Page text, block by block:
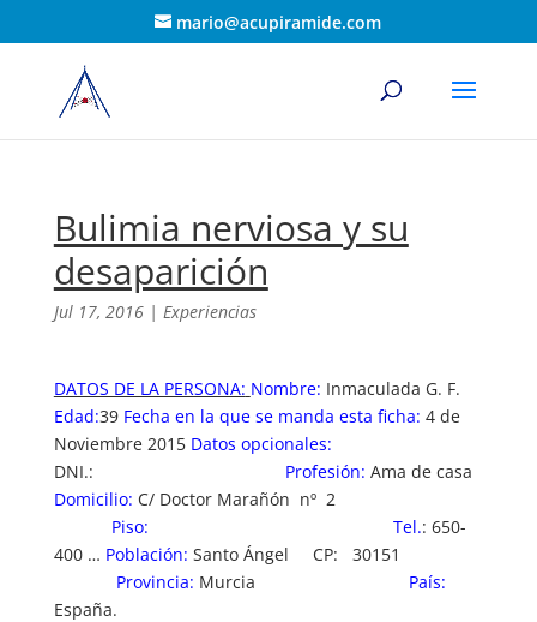
mario@acupiramide.com
Bulimia nerviosa y su
desaparición
Jul 17, 2016| Experiencias
DATOS DE LA PERSONA: Nombre: Inmaculada G. F.
Edad:39 Fecha en la que se manda esta ficha: 4 de
Noviembre 2015 Datos opcionales:
DNI.:
Profesión: Ama de casa
Domicilio: C/ Doctor Marañón nº 2
Piso:
Tel.: 650-
400 … Población: Santo Ángel CP: 30151
Provincia: Murcia
País:
España.